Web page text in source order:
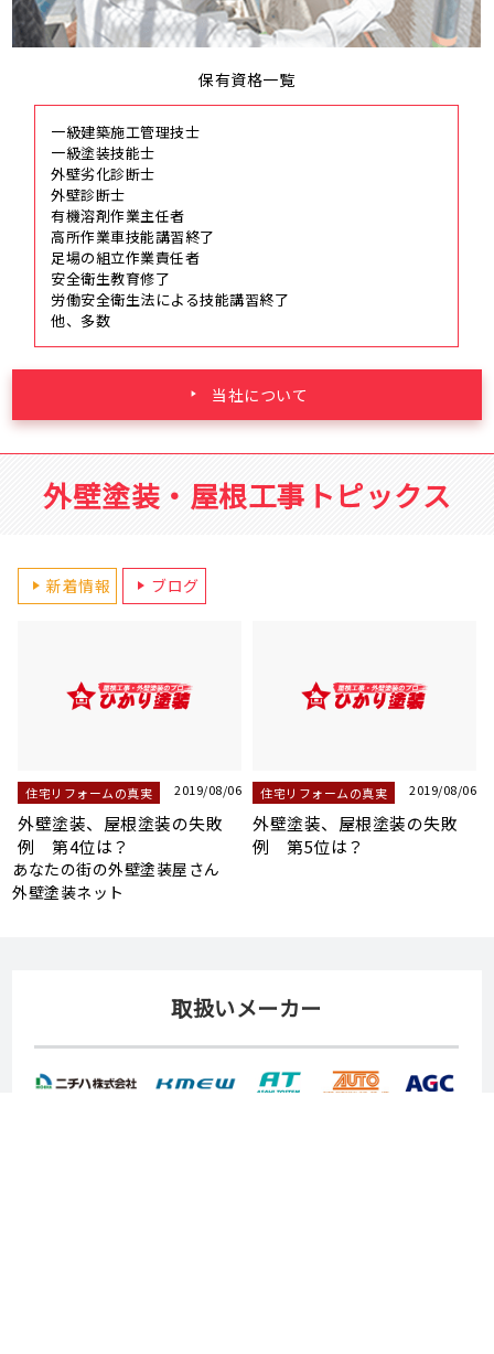
保有資格一覧
一級建築施工管理技士
一級塗装技能士
外壁劣化診断士
外壁診断士
有機溶剤作業主任者
高所作業車技能講習終了
足場の組立作業責任者
安全衛生教育修了
労働安全衛生法による技能講習終了
他、多数
当社について
外壁塗装・屋根工事トピックス
新着情報 ブログ
下地調整の重要なポイント
下地調整の重要なポイント
あなたの街の外壁塗装屋さん
外壁塗装ネット
取扱いメーカー